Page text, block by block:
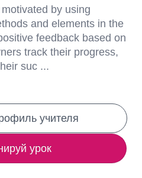
by using
and elements in the
feedback based on
track their progress,
suc ...
учителя
урок